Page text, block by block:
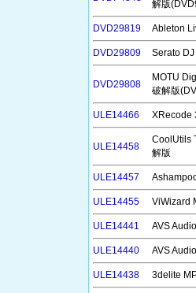
解版
DVD29819 Ableton
DVD29809 Serato
DVD29808
MOTU
破解版
ULE14466 XRecode
ULE14458
CoolUtils
解版
ULE14457
ULE14455 ViWizard
ULE14441 AVS
ULE14440 AVS
ULE14438 3delite